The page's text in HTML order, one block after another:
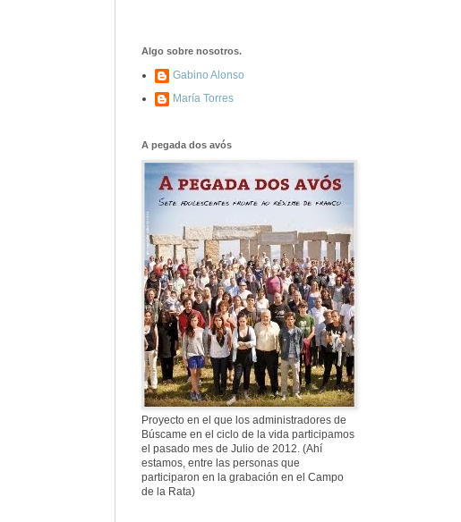
577. Nos fusilaron
fusilaron mal
307. Vuestros
nombres no se han
borrado en la
Historia
Algo sobre nosotros.
Gabino Alonso
María Torres
A pegada dos avós
Proyecto en el que los administradores de
Búscame en el ciclo de la vida participamos
el pasado mes de Julio de 2012. (Ahí
estamos, entre las personas que
participaron en la grabación en el Campo
de la Rata)